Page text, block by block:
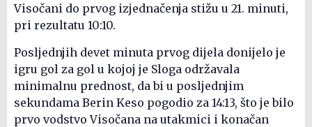
Visočani do prvog izjednačenja stižu u 21. minuti,
pri rezultatu 10:10.
Posljednjih devet minuta prvog dijela donijelo je
igru gol za gol u kojoj je Sloga održavala
minimalnu prednost, da bi u posljednjim
sekundama Berin Keso pogodio za 14:13, što je bilo
prvo vodstvo Visočana na utakmici i konačan